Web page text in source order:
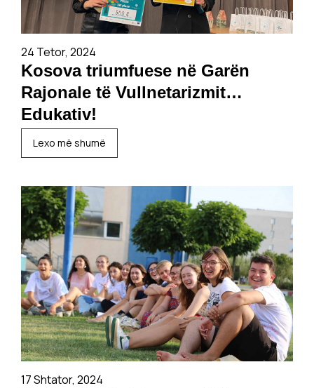
24 Tetor, 2024
Kosova triumfuese në Garën
Rajonale të Vullnetarizmit
Edukativ!
Lexo më shumë
17 Shtator, 2024